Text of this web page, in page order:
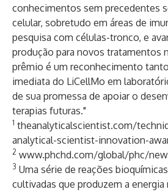
conhecimentos sem precedentes
celular, sobretudo em áreas de
pesquisa com células-tronco, e
produção para novos tratamentos
prêmio é um reconhecimento
imediata do LiCellMo em
de sua promessa de apoiar o
terapias futuras."
1 theanalyticalscientist.com/
analytical-scientist-innovation-
2 www.phchd.com/global/phc/
3 Uma série de reações
cultivadas que produzem a energia